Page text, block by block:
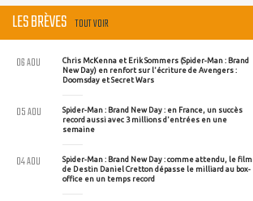
LES BRÈVES TOUT VOIR
Chris McKenna et Erik Sommers (Spider-Man : Brand
New Day) en renfort sur l'écriture de Avengers :
Doomsday et Secret Wars
06 AOU
Spider-Man : Brand New Day : en France, un succès
record aussi avec 3 millions d'entrées en une
semaine
05 AOU
Spider-Man : Brand New Day : comme attendu, le film
de Destin Daniel Cretton dépasse le milliard au box-
office en un temps record
04 AOU